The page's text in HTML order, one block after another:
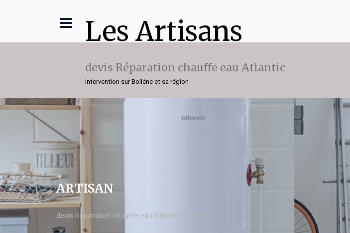
Les Artisans
devis Réparation chauffe eau Atlantic
Intervention sur Bollène et sa région
ARTISAN
devis Réparation chauffe eau Atlantic Bollène